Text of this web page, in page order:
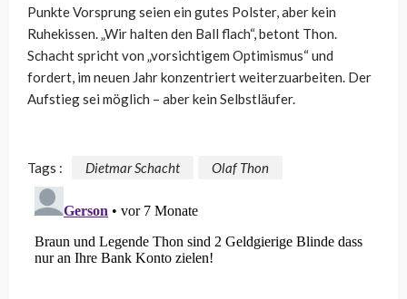
Punkte Vorsprung seien ein gutes Polster, aber kein
Ruhekissen. „Wir halten den Ball flach“, betont Thon.
Schacht spricht von „vorsichtigem Optimismus“ und
fordert, im neuen Jahr konzentriert weiterzuarbeiten. Der
Aufstieg sei möglich – aber kein Selbstläufer.
Tags : Dietmar Schacht Olaf Thon